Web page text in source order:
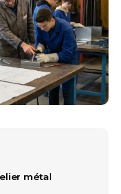
métal